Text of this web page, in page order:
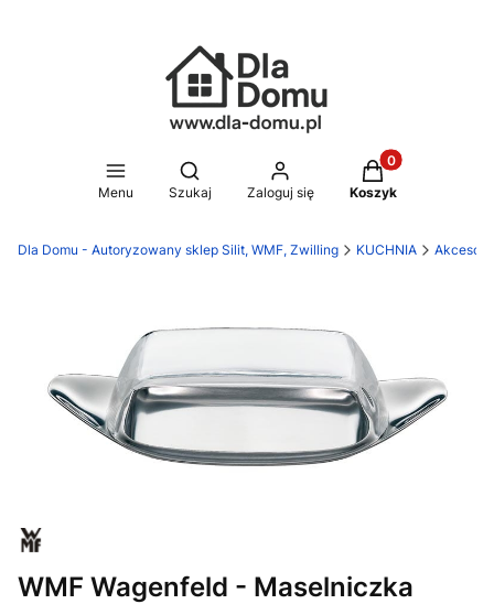
Menu
Otwórz wyszukiwarkę
Szukaj Zaloguj się
Produkty w
Koszyk
Dla Domu - Autoryzowany sklep Silit, WMF, Zwilling KUCHNIA
WMF Wagenfeld - Maselniczka